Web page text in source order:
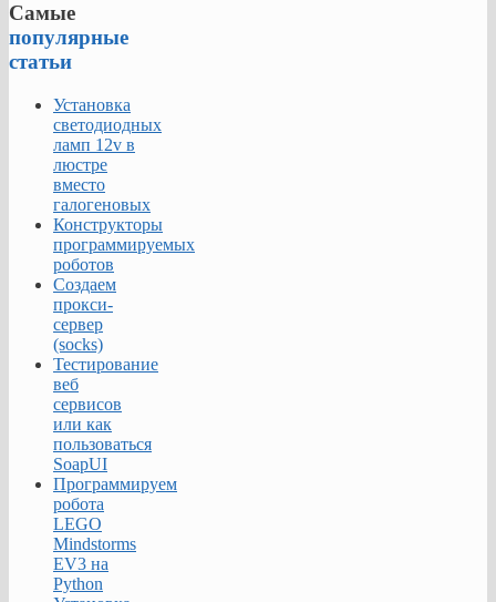
Самые
популярные
статьи
Установка
светодиодных
ламп 12v в
люстре
вместо
галогеновых
Конструкторы
программируемых
роботов
Создаем
прокси-
сервер
(socks)
Тестирование
веб
сервисов
или как
пользоваться
SoapUI
Программируем
робота
LEGO
Mindstorms
EV3 на
Python